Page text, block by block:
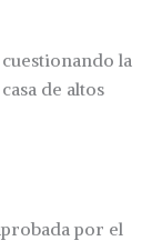
la
de altos
por el